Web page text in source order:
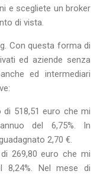
e scegliete un broker
di vista.
Con questa forma di
ed aziende senza
ed intermediari
518,51 euro che mi
del 6,75%. In
2,70 €.
269,80 euro che mi
8,24%. Nel mese di